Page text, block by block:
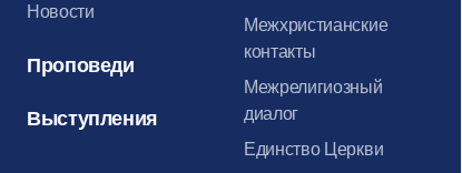
Новости
Проповеди
Выступления
Межхристианские
контакты
Межрелигиозный
диалог
Единство Церкви